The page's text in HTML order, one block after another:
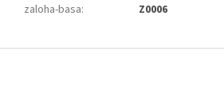
zaloha-basa: Z0006
Z